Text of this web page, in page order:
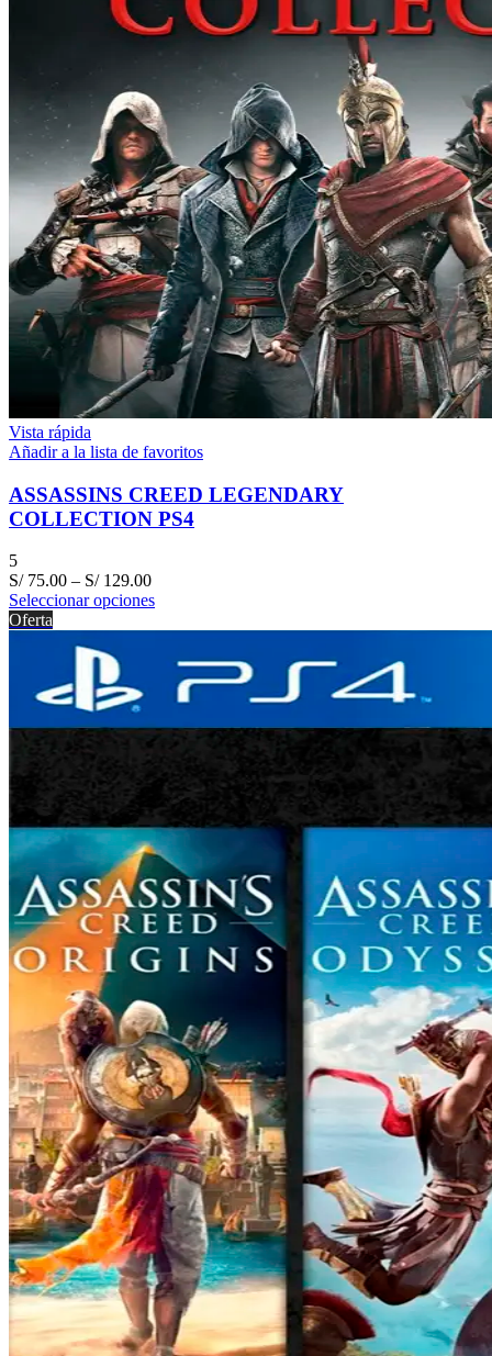
Vista rápida
Añadir a la lista de favoritos
ASSASSINS CREED LEGENDARY
COLLECTION PS4
5
S/75.00 – S/129.00
Seleccionar opciones
Oferta